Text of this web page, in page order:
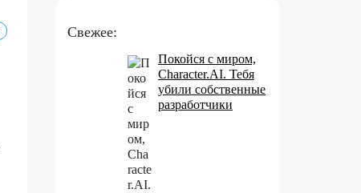
Свежее:
Покойся с миром,
Character.AI. Тебя
убили собственные
разработчики